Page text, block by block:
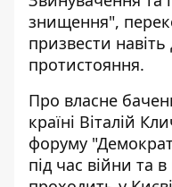
знищення",
призвести
протистояння.
Про власне
країні Віталій
форуму
під час війни та